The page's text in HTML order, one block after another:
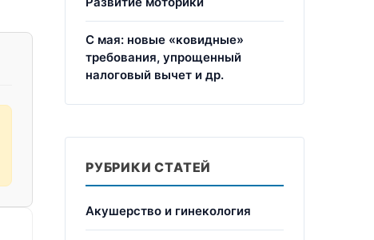
С мая: новые «ковидные»
требования, упрощенный
налоговый вычет и др.
РУБРИКИ СТАТЕЙ
Акушерство и гинекология